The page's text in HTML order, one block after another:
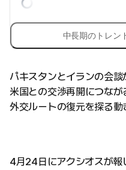
中長期のトレン
パキスタンとイランの会談
米国との交渉再開につなが
外交ルートの復元を探る動
4月24日にアクシオスが報